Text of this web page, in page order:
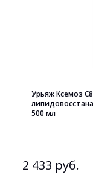
Урьяж Ксемоз
500 мл
2 433 руб.